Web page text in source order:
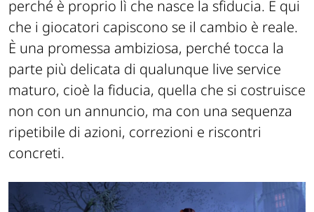
è già definito e non si può più cambiare,
perché è proprio lì che nasce la sfiducia. È qui
che i giocatori capiscono se il cambio è reale.
È una promessa ambiziosa, perché tocca la
parte più delicata di qualunque live service
maturo, cioè la fiducia, quella che si costruisce
non con un annuncio, ma con una sequenza
ripetibile di azioni, correzioni e riscontri